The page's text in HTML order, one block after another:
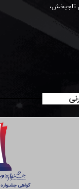
تاجبخش،